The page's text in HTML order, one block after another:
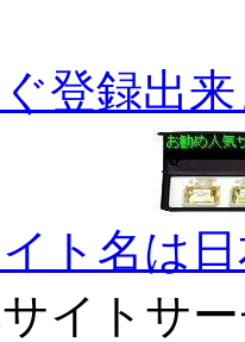
登録出
ト名は
イトサ